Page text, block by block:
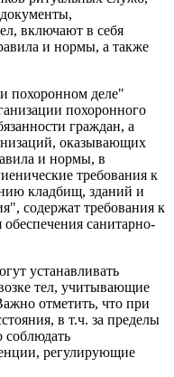
включают в себя
и нормы, а также
похоронном деле"
похоронного
граждан, а
оказывающих
и нормы, в
требования к
кладбищ, зданий и
содержат требования к
обеспечения санитарно-
устанавливать
тел, учитывающие
отметить, что при
в т.ч. за пределы
соблюдать
регулирующие